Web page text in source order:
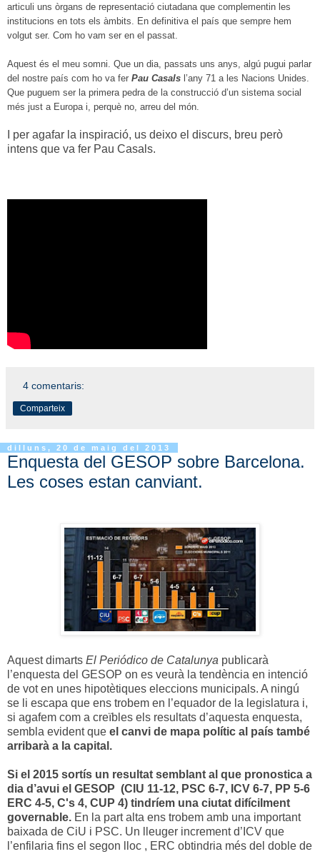
articuli uns òrgans de representació ciutadana que complementin les
institucions en tots els àmbits. En definitiva el país que sempre hem
volgut ser. Com ho vam ser en el passat.
Aquest és el meu somni. Que un dia, passats uns anys, algú pugui parlar
del nostre país com ho va fer Pau Casals l’any 71 a les Nacions Unides.
Que puguem ser la primera pedra de la construcció d’un sistema social
més just a Europa i, perquè no, arreu del món.
I per agafar la inspiració, us deixo el discurs, breu però
intens que va fer Pau Casals.
4 comentaris:
Comparteix
dilluns, 20 de maig del 2013
Enquesta del GESOP sobre Barcelona.
Les coses estan canviant.
Aquest dimarts El Periódico de Catalunya publicarà
l’enquesta del GESOP on es veurà la tendència en intenció
de vot en unes hipotètiques eleccions municipals. A ningú
se li escapa que ens trobem en l’equador de la legislatura i,
si agafem com a creïbles els resultats d’aquesta enquesta,
sembla evident que el canvi de mapa polític al país també
arribarà a la capital.
Si el 2015 sortís un resultat semblant al que pronostica a
dia d’avui el GESOP (CIU 11-12, PSC 6-7, ICV 6-7, PP 5-6
ERC 4-5, C's 4, CUP 4) tindríem una ciutat difícilment
governable. En la part alta ens trobem amb una important
baixada de CiU i PSC. Un lleuger increment d’ICV que
l’enfilaria fins el segon lloc , ERC obtindria més del doble de